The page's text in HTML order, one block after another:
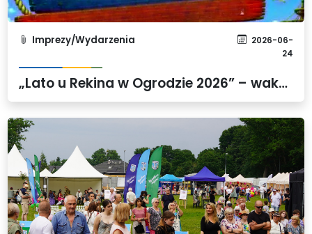
Imprezy/Wydarzenia
2026-06-
24
„Lato u Rekina w Ogrodzie 2026” – wakacyjne atrakcje dla dzieci i rodzin